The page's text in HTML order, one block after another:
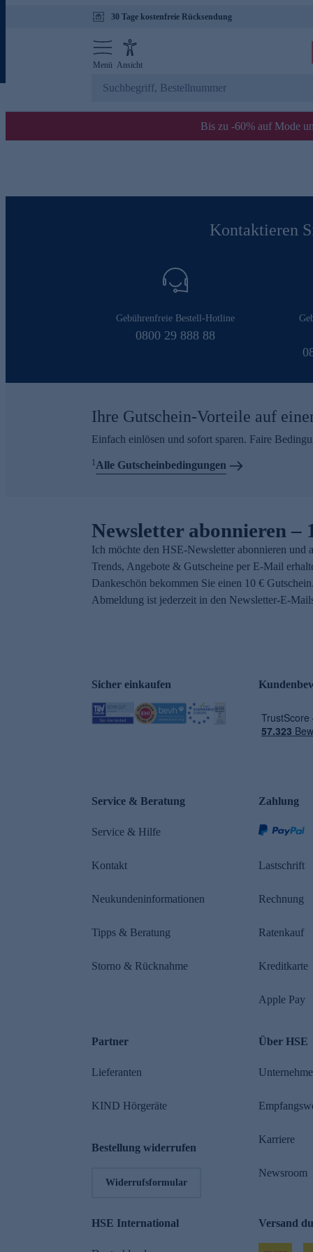
30 Tage kostenfreie Rücksendung
Menü Ansicht
Bis zu -60% auf Mode
Kontaktieren
Gebührenfreie Bestell-Hotline
0800 29 888 88
Ihre Gutschein-Vorteile auf
Einfach einlösen und sofort sparen. Faire
1Alle Gutscheinbedingungen
Newsletter abonnieren –
Ich möchte den HSE-Newsletter abonnieren und
Trends, Angebote & Gutscheine per E-Mail
Dankeschön bekommen Sie einen 10 €
Abmeldung ist jederzeit in den Newsletter-E-
Sicher einkaufen
Service & Beratung
Service & Hilfe
Kontakt
Neukundeninformationen
Tipps & Beratung
Storno & Rücknahme
Zahlung
Lastschrift
Rechnung
Ratenkauf
Kreditkarte
Apple Pay
Partner
Lieferanten
KIND Hörgeräte
Bestellung widerrufen
Widerrufsformular
Über HSE
Karriere
Newsroom
HSE International Versand